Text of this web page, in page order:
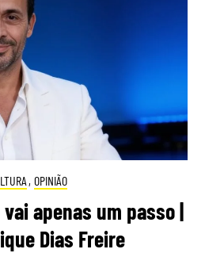
, OPINIÃO
vai apenas um passo |
Dias Freire